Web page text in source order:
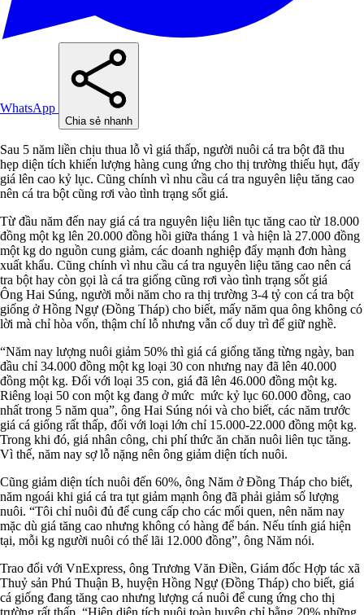
WhatsApp
Chia sẻ nhanh
Sau 5 năm liền chịu thua lỗ vì giá thấp, người nuôi cá tra bột đã thu
hẹp diện tích khiến lượng hàng cung ứng cho thị trường thiếu hụt, đẩy
giá lên cao kỷ lục. Cũng chính vì nhu cầu cá tra nguyên liệu tăng cao
nên cá tra bột cũng rơi vào tình trạng sốt giá.
Từ đầu năm đến nay giá cá tra nguyên liệu liên tục tăng cao từ 18.000
đồng một kg lên 20.000 đồng hồi giữa tháng 1 và hiện là 27.000 đồng
một kg do nguồn cung giảm, các doanh nghiệp đẩy mạnh đơn hàng
xuất khẩu. Cũng chính vì nhu cầu cá tra nguyên liệu tăng cao nên cá
tra bột hay còn gọi là cá tra giống cũng rơi vào tình trạng sốt giá
Ông Hai Súng, người mỗi năm cho ra thị trường 3-4 tỷ con cá tra bột
giống ở Hồng Ngự (Đồng Tháp) cho biết, mấy năm qua ông không có
lời mà chỉ hòa vốn, thậm chí lỗ nhưng vẫn cố duy trì để giữ nghề.
“Năm nay lượng nuôi giảm 50% thì giá cá giống tăng từng ngày, ban
đầu chỉ 34.000 đồng một kg loại 30 con nhưng nay đã lên 40.000
đồng một kg. Đối với loại 35 con, giá đã lên 46.000 đồng một kg.
Riêng loại 50 con một kg đang ở mức mức kỷ lục 60.000 đồng, cao
nhất trong 5 năm qua”, ông Hai Súng nói và cho biết, các năm trước
giá cá giống rất thấp, đối với loại lớn chỉ 15.000-22.000 đồng một kg.
Trong khi đó, giá nhân công, chi phí thức ăn chăn nuôi liên tục tăng.
Vì thế, năm nay sợ lỗ nặng nên ông giảm diện tích nuôi.
Cũng giảm diện tích nuôi đến 60%, ông Năm ở Đồng Tháp cho biết,
năm ngoái khi giá cá tra tụt giảm mạnh ông đã phải giảm số lượng
nuôi. “Tôi chỉ nuôi đủ để cung cấp cho các mối quen, nên năm nay
mặc dù giá tăng cao nhưng không có hàng để bán. Nếu tính giá hiện
tại, mỗi kg người nuôi có thể lãi 12.000 đồng”, ông Năm nói.
Trao đổi với VnExpress, ông Trương Văn Điền, Giám đốc Hợp tác xã
Thuỷ sản Phú Thuận B, huyện Hồng Ngự (Đồng Tháp) cho biết, giá
cá giống đang tăng cao nhưng lượng cá nuôi để cung ứng cho thị
trường rất thấp. “Hiện diện tích nuôi toàn huyện chỉ bằng 20% những